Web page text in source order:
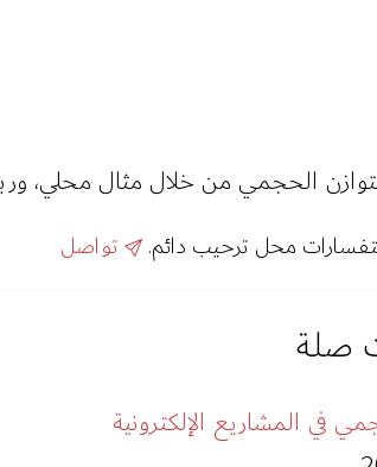
الحجمي من خلال مثال محلي،
محل ترحيب دائم. تواصل
صلة
في المشاريع الإلكترونية